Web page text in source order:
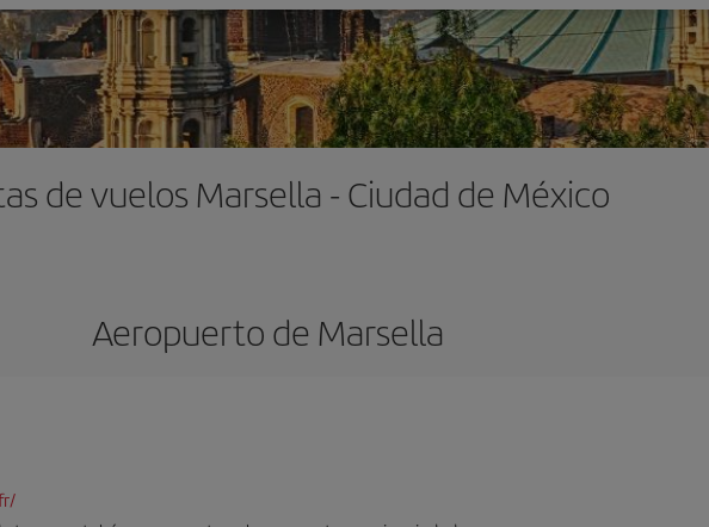
de vuelos Marsella - Ciudad de México
Aeropuerto de Marsella